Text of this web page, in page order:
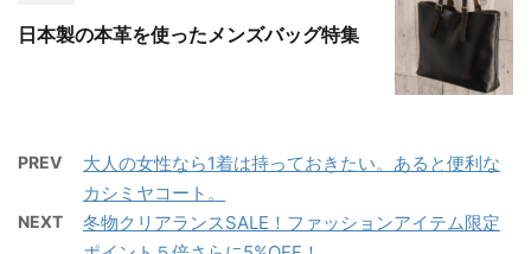
日本製の本革を使ったメンズバッグ特集
PREV
大人の女性なら1着は持っておきたい。あると便利な
カシミヤコート。
NEXT
冬物クリアランスSALE！ファッションアイテム限定